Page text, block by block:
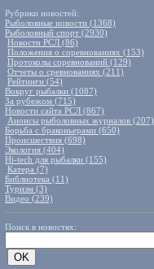
Рубрики новостей:
Рыболовные новости (1368)
Рыболовный спорт (2930)
Новости РСЛ (86)
Положения о соревнованиях (153)
Протоколы соревнований (129)
Отчеты о сревнованиях (211)
Рейтинги (54)
Вокруг рыбалки (1087)
За рубежом (715)
Новости сайта РСЛ (867)
Анонсы рыболовных журналов (207)
Борьба с браконьерами (650)
Происшествия (698)
Экология (404)
Hi-tech для рыбалки (155)
Катера (7)
Библиотека (11)
Туризм (3)
Видео (239)
Поиск в новостях: